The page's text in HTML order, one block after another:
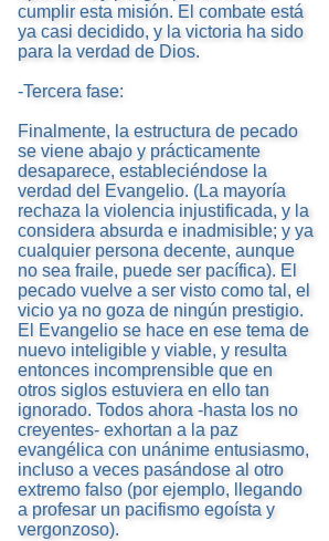
cumplir esta misión. El combate está
ya casi decidido, y la victoria ha sido
para la verdad de Dios.
-Tercera fase:
Finalmente, la estructura de pecado
se viene abajo y prácticamente
desaparece, estableciéndose la
verdad del Evangelio. (La mayoría
rechaza la violencia injustificada, y la
considera absurda e inadmisible; y ya
cualquier persona decente, aunque
no sea fraile, puede ser pacífica). El
pecado vuelve a ser visto como tal, el
vicio ya no goza de ningún prestigio.
El Evangelio se hace en ese tema de
nuevo inteligible y viable, y resulta
entonces incomprensible que en
otros siglos estuviera en ello tan
ignorado. Todos ahora -hasta los no
creyentes- exhortan a la paz
evangélica con unánime entusiasmo,
incluso a veces pasándose al otro
extremo falso (por ejemplo, llegando
a profesar un pacifismo egoísta y
vergonzoso).